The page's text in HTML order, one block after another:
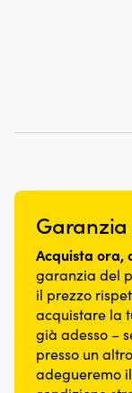
Acquista ora,
garanzia del
il prezzo
acquistare la
già adesso –
presso un
adegueremo